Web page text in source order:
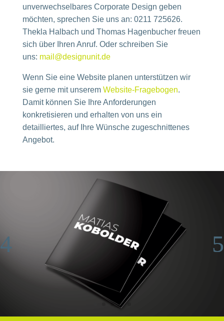
unverwechselbares Corporate Design geben
möchten, sprechen Sie uns an: 0211 725626.
Thekla Halbach und Thomas Hagenbucher freuen
sich über Ihren Anruf. Oder schreiben Sie
uns: mail@designunit.de
Wenn Sie eine Website planen unterstützen wir
sie gerne mit unserem Website-Fragebogen.
Damit können Sie Ihre Anforderungen
konkretisieren und erhalten von uns ein
detailliertes, auf Ihre Wünsche zugeschnittenes
Angebot.